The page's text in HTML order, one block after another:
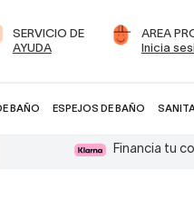
SERVICIO DE
AYUDA
AREA
Inicia
BAÑO ESPEJOS DE BAÑO
Financia tu